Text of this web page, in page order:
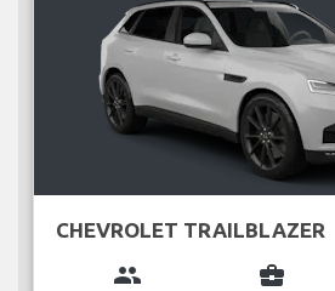
CHEVROLET TRAILBLAZER
group business_center